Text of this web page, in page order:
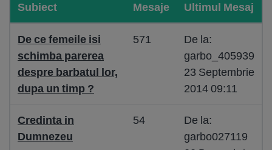
Subiect Mesaje Ultimul Mesaj
De ce femeile isi
schimba parerea
despre barbatul lor,
dupa un timp ?
571
De la:
garbo_405939
23 Septembrie
2014 09:11
Credinta in
Dumnezeu
54
De la:
garbo027119